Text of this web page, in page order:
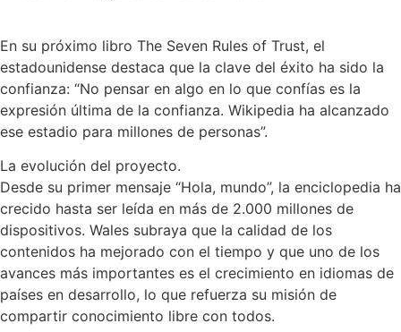
En su próximo libro The Seven Rules of Trust, el
estadounidense destaca que la clave del éxito ha sido la
confianza: “No pensar en algo en lo que confías es la
expresión última de la confianza. Wikipedia ha alcanzado
ese estadio para millones de personas”.
La evolución del proyecto.
Desde su primer mensaje “Hola, mundo”, la enciclopedia ha
crecido hasta ser leída en más de 2.000 millones de
dispositivos. Wales subraya que la calidad de los
contenidos ha mejorado con el tiempo y que uno de los
avances más importantes es el crecimiento en idiomas de
países en desarrollo, lo que refuerza su misión de
compartir conocimiento libre con todos.